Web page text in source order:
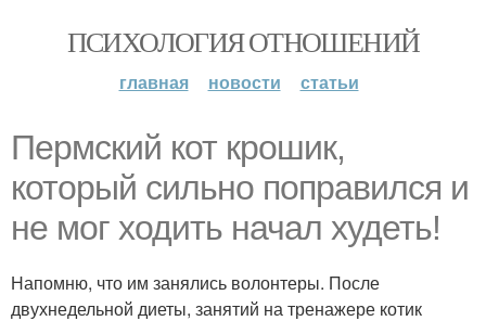
ПСИХОЛОГИЯ ОТНОШЕНИЙ
главная новости статьи
Пермский кот крошик,
который сильно поправился и
не мог ходить начал худеть!
Напомню, что им занялись волонтеры. После
двухнедельной диеты, занятий на тренажере котик